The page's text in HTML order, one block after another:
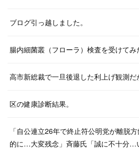
ブログ引っ越しました。
腸内細菌叢（フローラ）検査を受けてみ
高市新総裁で一旦後退した利上げ観測だ
区の健康診断結果。
「自公連立26年で終止符公明党が離脱
的に…大変残念」斉藤氏「誠に不十分